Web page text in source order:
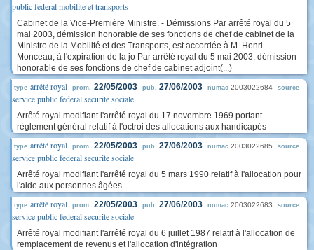
public federal mobilite et transports
Cabinet de la Vice-Première Ministre. - Démissions Par arrêté royal du 5
mai 2003, démission honorable de ses fonctions de chef de cabinet de la
Ministre de la Mobilité et des Transports, est accordée à M. Henri
Monceau, à l'expiration de la jo Par arrêté royal du 5 mai 2003, démission
honorable de ses fonctions de chef de cabinet adjoint(...)
type arrêté royal prom. 22/05/2003 pub. 27/06/2003 numac 2003022684 source
service public federal securite sociale
Arrêté royal modifiant l'arrêté royal du 17 novembre 1969 portant
règlement général relatif à l'octroi des allocations aux handicapés
type arrêté royal prom. 22/05/2003 pub. 27/06/2003 numac 2003022685 source
service public federal securite sociale
Arrêté royal modifiant l'arrêté royal du 5 mars 1990 relatif à l'allocation pour
l'aide aux personnes âgées
type arrêté royal prom. 22/05/2003 pub. 27/06/2003 numac 2003022683 source
service public federal securite sociale
Arrêté royal modifiant l'arrêté royal du 6 juillet 1987 relatif à l'allocation de
remplacement de revenus et l'allocation d'intégration